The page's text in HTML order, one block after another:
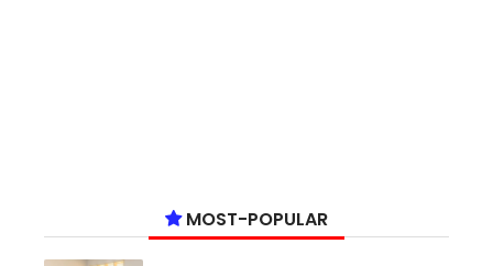
MOST-POPULAR